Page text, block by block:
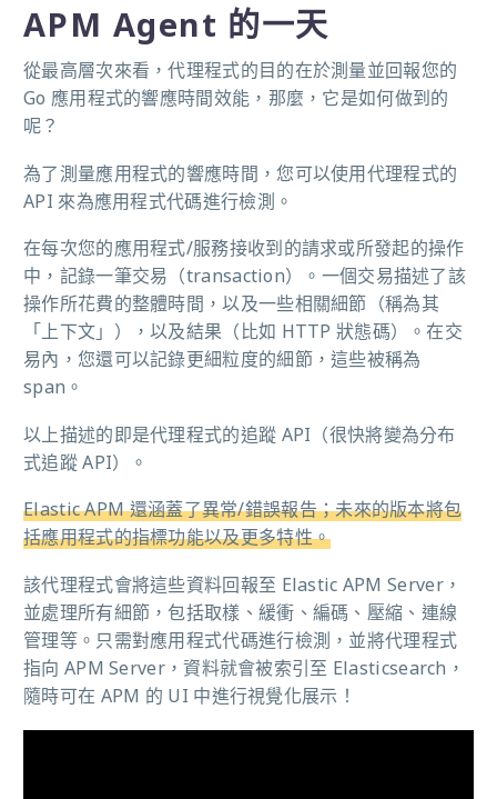
APM Agent 的一天
從最高層次來看，代理程式的目的在於測量並回報您的
Go 應用程式的響應時間效能，那麼，它是如何做到的
呢？
為了測量應用程式的響應時間，您可以使用代理程式的
API 來為應用程式代碼進行檢測。
在每次您的應用程式/服務接收到的請求或所發起的操作
中，記錄一筆交易（transaction）。一個交易描述了該
操作所花費的整體時間，以及一些相關細節（稱為其
「上下文」），以及結果（比如 HTTP 狀態碼）。在交
易內，您還可以記錄更細粒度的細節，這些被稱為
span。
以上描述的即是代理程式的追蹤 API（很快將變為分布
式追蹤 API）。
Elastic APM 還涵蓋了異常/錯誤報告；未來的版本將包
括應用程式的指標功能以及更多特性。
該代理程式會將這些資料回報至 Elastic APM Server，
並處理所有細節，包括取樣、緩衝、編碼、壓縮、連線
管理等。只需對應用程式代碼進行檢測，並將代理程式
指向 APM Server，資料就會被索引至 Elasticsearch，
隨時可在 APM 的 UI 中進行視覺化展示！